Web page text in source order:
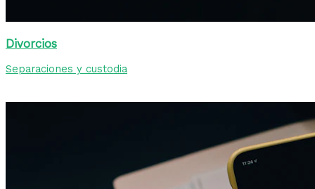
Divorcios
Separaciones y custodia